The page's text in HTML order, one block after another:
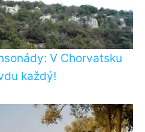
V Chorvatsku
každý!